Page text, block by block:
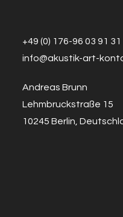
+49 (0) 176-96 03 91 31
info@akustik-art-
Andreas Brunn
Lehmbruckstraße 15
10245 Berlin,